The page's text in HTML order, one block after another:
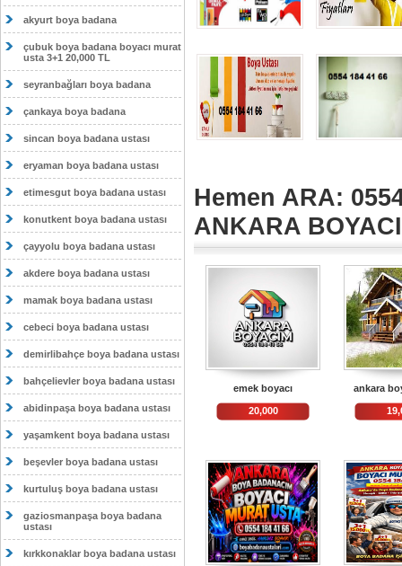
akyurt boya badana
çubuk boya badana boyacı murat
usta 3+1 20,000 TL
seyranbağları boya badana
çankaya boya badana
sincan boya badana ustası
eryaman boya badana ustası
etimesgut boya badana ustası
konutkent boya badana ustası
çayyolu boya badana ustası
akdere boya badana ustası
mamak boya badana ustası
cebeci boya badana ustası
demirlibahçe boya badana ustası
bahçelievler boya badana ustası
abidinpaşa boya badana ustası
yaşamkent boya badana ustası
beşevler boya badana ustası
kurtuluş boya badana ustası
gaziosmanpaşa boya badana
ustası
kırkkonaklar boya badana ustası
Hemen ARA:
ANKARA
emek boyacı
20,000
ankara